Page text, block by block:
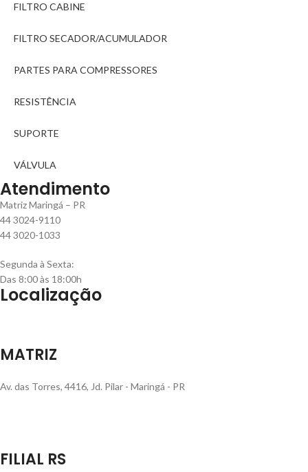
FILTRO CABINE
FILTRO SECADOR/ACUMULADOR
PARTES PARA COMPRESSORES
RESISTÊNCIA
SUPORTE
VÁLVULA
Atendimento
Matriz Maringá – PR
44 3024-9110
44 3020-1033
Segunda à Sexta:
Das 8:00 às 18:00h
Localização
MATRIZ
Av. das Torres, 4416, Jd. Pilar - Maringá - PR
FILIAL RS